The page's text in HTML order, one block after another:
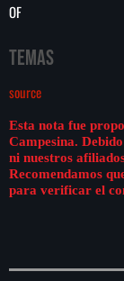
OF
Temas
source
Esta nota fue
Campesina.
ni nuestros
Recomendamos
para verificar el